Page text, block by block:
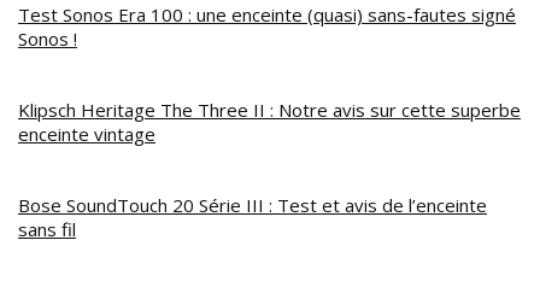
Test Sonos Era 100 : une enceinte (quasi) sans-fautes signé
Sonos !
Klipsch Heritage The Three II : Notre avis sur cette superbe
enceinte vintage
Bose SoundTouch 20 Série III : Test et avis de l’enceinte
sans fil